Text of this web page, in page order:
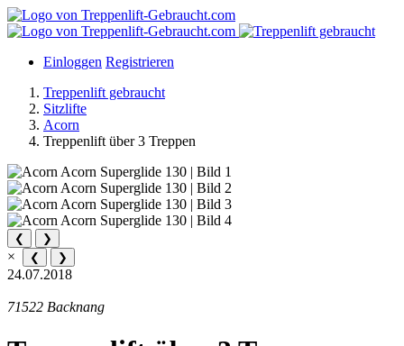
Einloggen Registrieren
Treppenlift gebraucht
Sitzlifte
Acorn
Treppenlift über 3 Treppen
❮ ❯
× ❮ ❯
24.07.2018
71522 Backnang